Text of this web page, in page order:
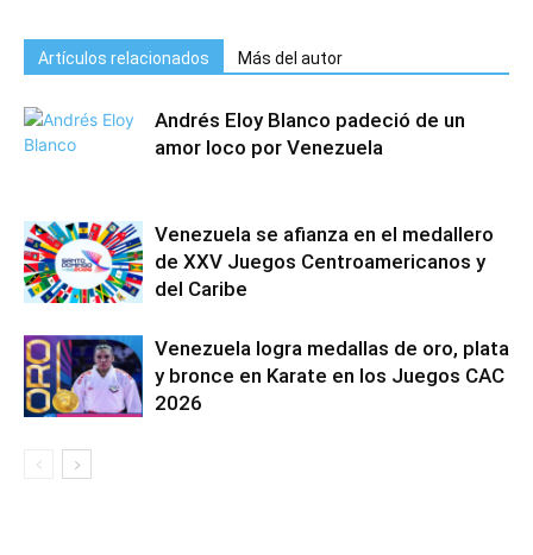
Artículos relacionados Más del autor
Andrés Eloy Blanco padeció de un
amor loco por Venezuela
Venezuela se afianza en el medallero
de XXV Juegos Centroamericanos y
del Caribe
Venezuela logra medallas de oro, plata
y bronce en Karate en los Juegos CAC
2026